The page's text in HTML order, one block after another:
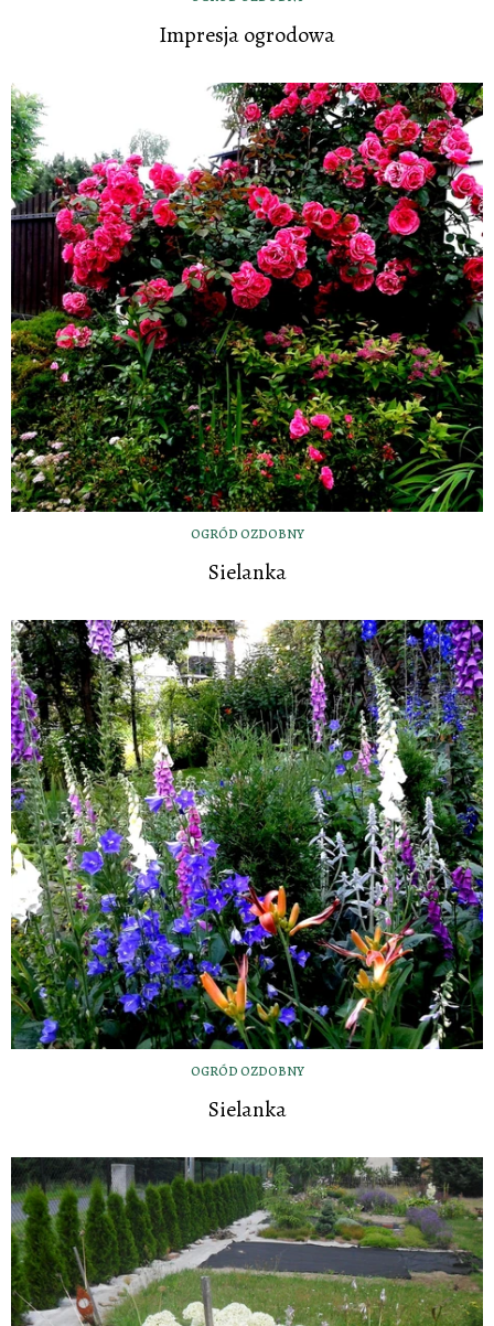
Impresja ogrodowa
OGRÓD OZDOBNY
Sielanka
OGRÓD OZDOBNY
Sielanka